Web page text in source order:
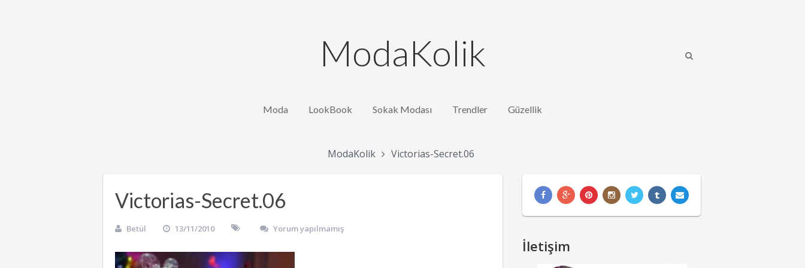
ModaKolik
Moda LookBook Sokak Modası Trendler Güzellik
ModaKolik Victorias-Secret.06
Victorias-Secret.06
Betül 13/11/2010 Yorum yapılmamış
İletişim